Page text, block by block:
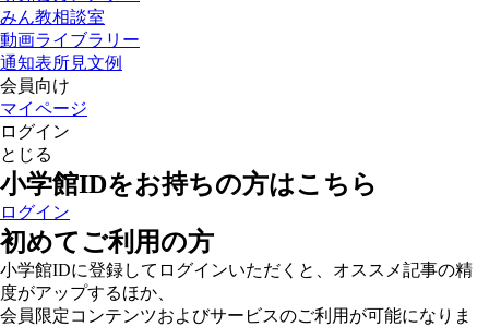
みん教相談室
動画ライブラリー
通知表所見文例
会員向け
マイページ
ログイン
とじる
小学館IDをお持ちの方はこちら
ログイン
初めてご利用の方
小学館IDに登録してログインいただくと、オススメ記事の精
度がアップするほか、
会員限定コンテンツおよびサービスのご利用が可能になりま